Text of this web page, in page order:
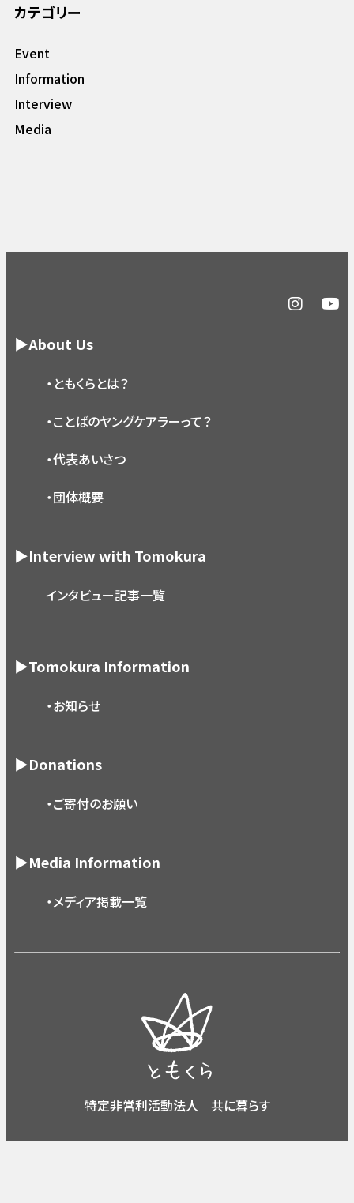
カテゴリー
Event
Information
Interview
Media
▶About Us
・ともくらとは？
・ことばのヤングケアラーって？
・代表あいさつ
・団体概要
▶Interview with Tomokura
インタビュー記事一覧
▶Tomokura Information
・お知らせ
▶Donations
・ご寄付のお願い
▶Media Information
・メディア掲載一覧
特定非営利活動法人 共に暮らす